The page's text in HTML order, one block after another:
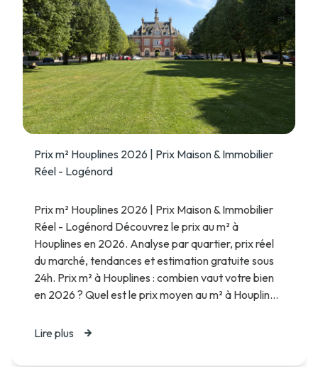
Prix m² Houplines 2026 | Prix Maison & Immobilier
Réel - Logénord
Prix m² Houplines 2026 | Prix Maison & Immobilier
Réel - Logénord Découvrez le prix au m² à
Houplines en 2026. Analyse par quartier, prix réel
du marché, tendances et estimation gratuite sous
24h. Prix m² à Houplines : combien vaut votre bien
en 2026 ? Quel est le prix moyen au m² à Houplin...
Lire plus